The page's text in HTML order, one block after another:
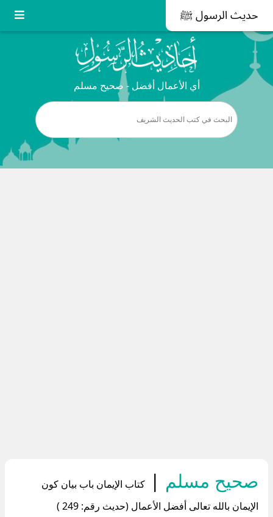
حديث الرسول ﷺ
أي الأعمال أفضل - صحيح مسلم
صحيح مسلم |
كتاب الإيمان باب بيان كون
الإيمان بالله تعالى أفضل الأعمال (حديث رقم: 249 )